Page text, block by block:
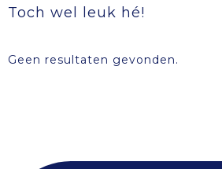
Toch wel leuk hé!
Geen resultaten gevonden.